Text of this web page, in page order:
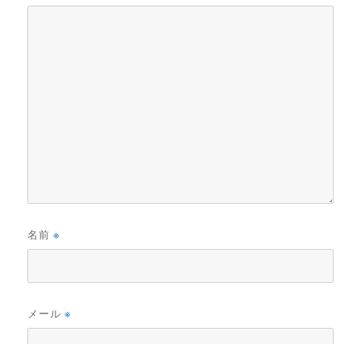
名前※
メール※